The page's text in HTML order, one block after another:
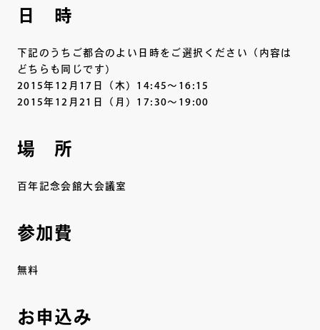
日 時
下記のうちご都合のよい日時をご選択ください（内容は
どちらも同じです）
2015年12月17日（木）14:45～16:15
2015年12月21日（月）17:30～19:00
場 所
百年記念会館大会議室
参加費
無料
お申込み